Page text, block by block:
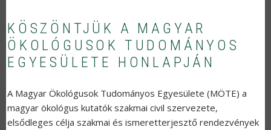
KÖSZÖNTJÜK A MAGYAR
ÖKOLÓGUSOK TUDOMÁNYOS
EGYESÜLETE HONLAPJÁN
A Magyar Ökológusok Tudományos Egyesülete (MÖTE) a
magyar ökológus kutatók szakmai civil szervezete,
elsődleges célja szakmai és ismeretterjesztő rendezvények